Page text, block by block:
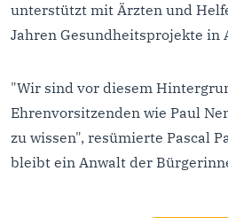
unterstützt mit Ärzten und
Jahren Gesundheitsprojekte in
"Wir sind vor diesem
Ehrenvorsitzenden wie Paul
zu wissen", resümierte Pascal
bleibt ein Anwalt der